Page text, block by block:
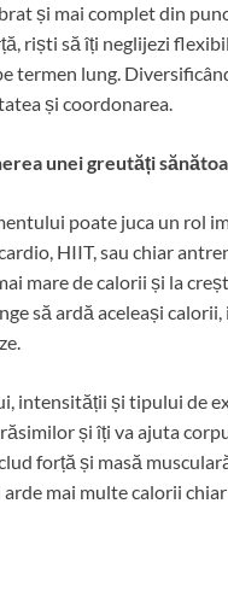
și mai complet din
riști să îți neglijezi
termen lung.
și coordonarea.
unei greutăți
poate juca un rol
HIIT, sau chiar
mare de calorii și la
să ardă aceleași
intensității și tipului de
și îți va ajuta
forță și masă
arde mai multe calorii